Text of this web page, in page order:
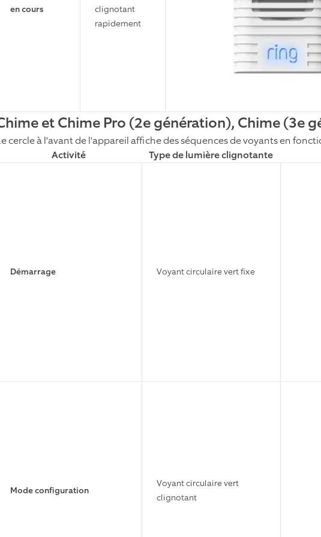
en cours
clignotant
rapidement
et Chime Pro (2e génération), Chime(3e
cercle à l'avant de l'appareil affiche des séquences de voyants en
Activité
Type de lumière clignotante
Démarrage Voyant circulaire vert fixe
Mode configuration
Voyant circulaire vert
clignotant